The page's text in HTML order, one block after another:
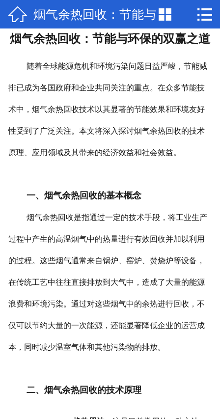
 网站首页
关于我们
产品中心
新闻动态
厂房场景
部分公司业绩
加入我们
 烟气余热回收：节能与
环保的双赢之道
 
烟气余热回收：节能与环保的双赢之道
随着全球能源危机和环境污染问题日益严峻，节能减
排已成为各国政府和企业共同关注的重点。在众多节能技
术中，烟气余热回收技术以其显著的节能效果和环境友好
性受到了广泛关注。本文将深入探讨烟气余热回收的技术
原理、应用领域及其带来的经济效益和社会效益。
一、烟气余热回收的基本概念
烟气余热回收是指通过一定的技术手段，将工业生产
过程中产生的高温烟气中的热量进行有效回收并加以利用
的过程。这些烟气通常来自锅炉、窑炉、焚烧炉等设备，
在传统工艺中往往直接排放到大气中，造成了大量的能源
浪费和环境污染。通过对这些烟气中的余热进行回收，不
仅可以节约大量的一次能源，还能显著降低企业的运营成
本，同时减少温室气体和其他污染物的排放。
二、烟气余热回收的技术原理